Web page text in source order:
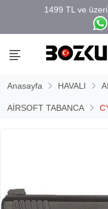
Anasayfa HAVALI
AİRSOFT TABANCA